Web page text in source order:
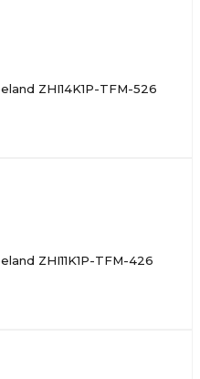
ZHI14K1P-TFM-526
ZHI11K1P-TFM-426